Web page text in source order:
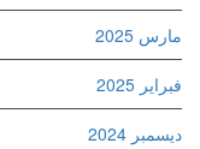
مارس 2025
فبراير 2025
ديسمبر 2024